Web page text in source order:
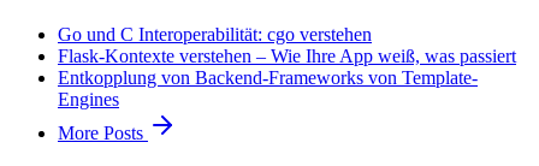
Go und C Interoperabilität: cgo verstehen
Flask-Kontexte verstehen – Wie Ihre App weiß, was passiert
Entkopplung von Backend-Frameworks von Template-
Engines
More Posts